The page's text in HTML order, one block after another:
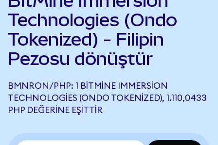
Technologies (Ondo
Tokenized) - Filipin
Pezosu dönüştür
BMNRON/PHP: 1 BITMINE IMMERSION
TECHNOLOGIES (ONDO TOKENIZED), 1.110,0433
PHP DEĞERINE EŞITTIR